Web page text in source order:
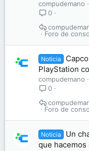
compudemano
0
Foro de
Noticia
PlayStation
compudemano
0
Foro de
Noticia
Un
que hacemos